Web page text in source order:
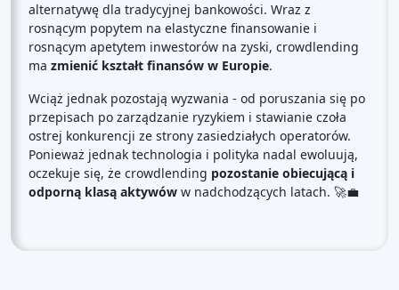
alternatywę dla tradycyjnej bankowości. Wraz z
rosnącym popytem na elastyczne finansowanie i
rosnącym apetytem inwestorów na zyski, crowdlending
ma zmienić kształt finansów w Europie.
Wciąż jednak pozostają wyzwania - od poruszania się po
przepisach po zarządzanie ryzykiem i stawianie czoła
ostrej konkurencji ze strony zasiedziałych operatorów.
Ponieważ jednak technologia i polityka nadal ewoluują,
oczekuje się, że crowdlending pozostanie obiecującą i
odporną klasą aktywów w nadchodzących latach. 🚀💼